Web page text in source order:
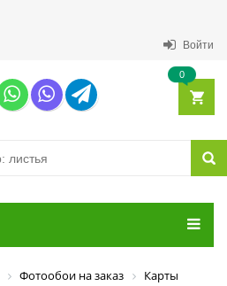
Войти
0
Фотообои на заказ
Карты